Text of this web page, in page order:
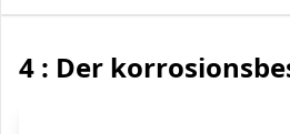
4 : Der